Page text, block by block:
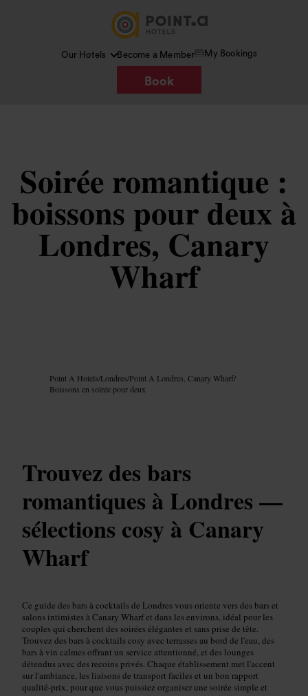
Our Hotels Become a Member My Bookings
Book
Soirée romantique :
boissons pour deux à
Londres, Canary
Wharf
Point A Hotels/Londres/Point A Londres, Canary Wharf/
Boissons en soirée pour deux
Trouvez des bars
romantiques à Londres —
sélections cosy à Canary
Wharf
Ce guide des bars à cocktails de Londres vous oriente vers des bars et
salons intimistes à Canary Wharf et dans les environs, idéal pour les
couples qui cherchent des soirées élégantes et sans prise de tête.
Trouvez des bars à cocktails cosy avec terrasses au bord de l'eau, des
bars à vin calmes offrant un service attentionné, et des lounges
détendus avec des recoins privés. Chaque établissement met l'accent
sur l'ambiance, les liaisons de transport faciles et un bon rapport
qualité-prix, pour que vous puissiez organiser une soirée simple et